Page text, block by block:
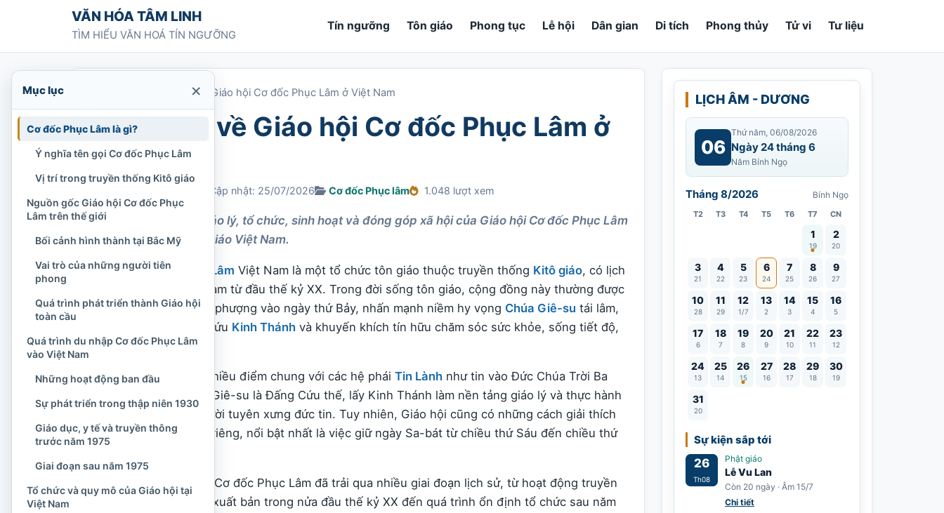
Chuyển tới nội dungVĂN HÓA TÂM LINH
TÌM HIỂU VĂN HOÁ TÍN NGƯỠNG
Tín ngưỡng Tôn giáo Phong tục Lễ hội Dân gian Di tích Phong thủy Tử vi Tư liệu
Khái quát về Giáo hội Cơ đốc Phục Lâm ở Việt Nam
Khái quát về Giáo hội Cơ đốc Phục Lâm ở
Việt Nam
Cập nhật: 25/07/2026 Cơ đốc Phục lâm 1.048 lượt xem
Khái quát lịch sử, giáo lý, tổ chức, sinh hoạt và đóng góp xã hội của Giáo hội Cơ đốc Phục Lâm
trong đời sống tôn giáo Việt Nam.
Giáo hộiCơ đốc Phục Lâm Việt Nam là một tổ chức tôn giáo thuộc truyền thống Kitô giáo, có lịch
sử hiện diện tại Việt Nam từ đầu thế kỷ XX. Trong đời sống tôn giáo, cộng đồng này thường được
nhận biết qua việc thờ phượng vào ngày thứ Bảy, nhấn mạnh niềm hy vọng Chúa Giê-su tái lâm,
coi trọng việc nghiên cứu Kinh Thánh và khuyến khích tín hữu chăm sóc sức khỏe, sống tiết độ,
phục vụ cộng đồng.
Cơ đốc Phục Lâm có nhiều điểm chung với các hệ phái Tin Lành như tin vào Đức Chúa Trời Ba
Ngôi, nhìn nhận Chúa Giê-su là Đấng Cứu thế, lấy Kinh Thánh làm nền tảng giáo lý và thực hành
phép báp-tem cho người tuyên xưng đức tin. Tuy nhiên, Giáo hội cũng có những cách giải thích
thần học và nếp sống riêng, nổi bật nhất là việc giữ ngày Sa-bát từ chiều thứ Sáu đến chiều thứ
Tại Việt Nam, Giáo hội Cơ đốc Phục Lâm đã trải qua nhiều giai đoạn lịch sử, từ hoạt động truyền
giáo, giáo dục, y tế và xuất bản trong nửa đầu thế kỷ XX đến quá trình ổn định tổ chức sau năm
LỊCH ÂM - DƯƠNG
06
Thứ năm, 06/08/2026
Ngày 24 tháng 6
Năm Bính Ngọ
Tháng 8/2026 Bính Ngọ
T2 T3 T4 T5 T6 T7 CN
1
19
Vía Quán Thế Âm thành đạo
2
20
3
21
4
22
5
23
6
24
7
25
8
26
9
27
10
28
11
29
12
1/7
13
2
14
3
15
4
16
5
17
6
18
7
19
8
20
9
21
10
22
11
23
12
24
13
25
14
26
15
Lễ Vu Lan
27
16
28
17
29
18
30
19
31
20
Sự kiện sắp tới
26
Th08
Phật giáo
Lễ Vu Lan
Còn 20 ngày · Âm 15/7
Chi tiết
Mục lục ×
Cơ đốc Phục Lâm là gì?
Ý nghĩa tên gọi Cơ đốc Phục Lâm
Vị trí trong truyền thống Kitô giáo
Nguồn gốc Giáo hội Cơ đốc Phục
Lâm trên thế giới
Bối cảnh hình thành tại Bắc Mỹ
Vai trò của những người tiên
phong
Quá trình phát triển thành Giáo hội
toàn cầu
Quá trình du nhập Cơ đốc Phục Lâm
vào Việt Nam
Những hoạt động ban đầu
Sự phát triển trong thập niên 1930
Giáo dục, y tế và truyền thông
trước năm 1975
Giai đoạn sau năm 1975
Tổ chức và quy mô của Giáo hội tại
Việt Nam